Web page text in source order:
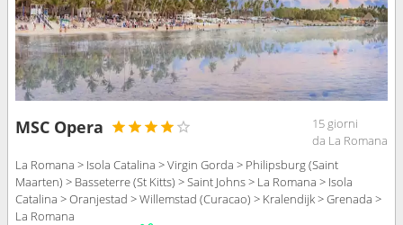
MSC Opera
15 giorni
da La Romana
La Romana > Isola Catalina > Virgin Gorda > Philipsburg (Saint
Maarten) > Basseterre (St Kitts) > Saint Johns > La Romana > Isola
Catalina > Oranjestad > Willemstad (Curacao) > Kralendijk > Grenada >
La Romana